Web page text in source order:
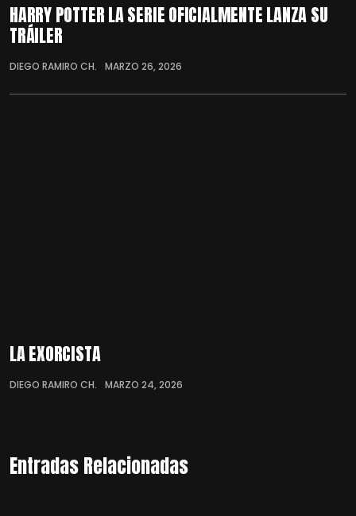
HARRY POTTER LA SERIE OFICIALMENTE LANZA SU
TRÁILER
DIEGO RAMIRO CH. MARZO 26, 2026
LA EXORCISTA
DIEGO RAMIRO CH. MARZO 24, 2026
Entradas Relacionadas